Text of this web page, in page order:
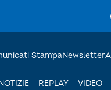
REPLAY VIDEO
StampaNewsletter